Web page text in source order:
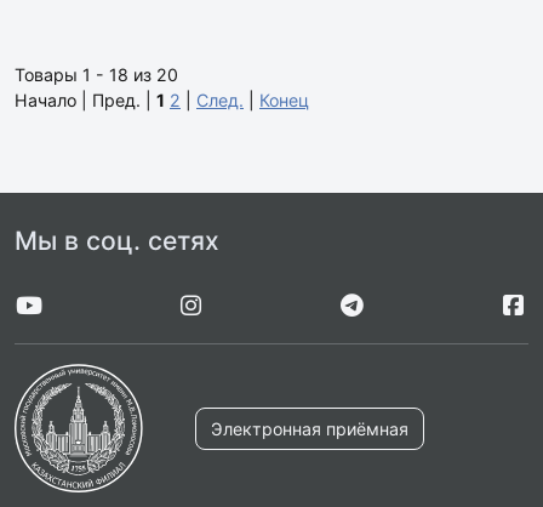
Товары 1 - 18 из 20
Начало | Пред. | 1 2 След. Конец
Мы в соц. сетях
Электронная приёмная